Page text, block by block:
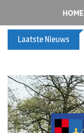
HOME
Laatste Nieuws